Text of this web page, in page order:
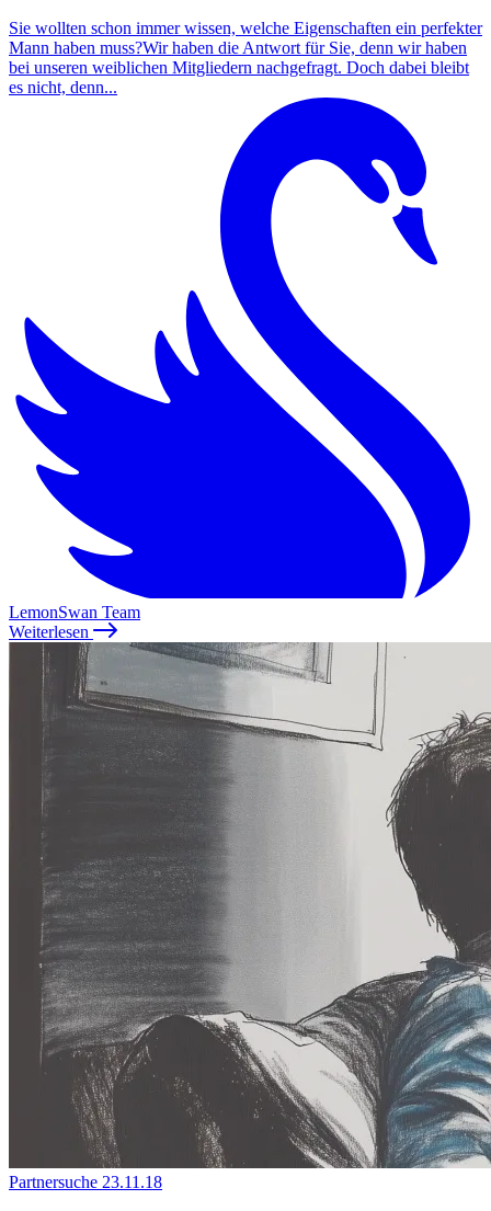
Sie wollten schon immer wissen, welche Eigenschaften ein perfekter
Mann haben muss?Wir haben die Antwort für Sie, denn wir haben
bei unseren weiblichen Mitgliedern nachgefragt. Doch dabei bleibt
es nicht, denn...
LemonSwan Team
Weiterlesen
Partnersuche 23.11.18